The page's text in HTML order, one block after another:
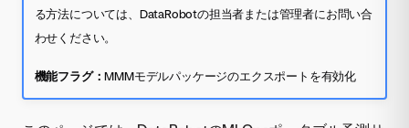
る方法については、DataRobotの担当者または管理者にお問い合
わせください。
機能フラグ：MMMモデルパッケージのエクスポートを有効化